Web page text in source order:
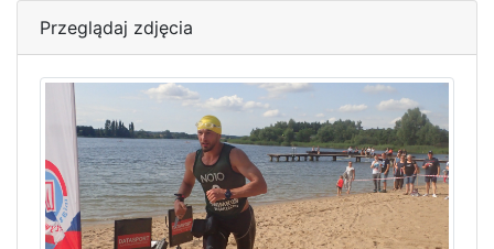
Przeglądaj zdjęcia